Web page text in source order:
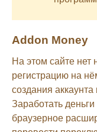
Addon Money
На этом сайте нет
регистрацию на
создания
Заработать
браузерное